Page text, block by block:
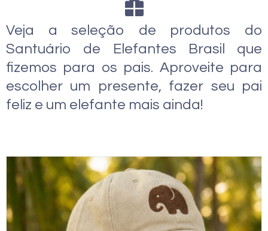
Veja a seleção de produtos do
Santuário de Elefantes Brasil que
fizemos para os pais. Aproveite para
escolher um presente, fazer seu pai
feliz e um elefante mais ainda!